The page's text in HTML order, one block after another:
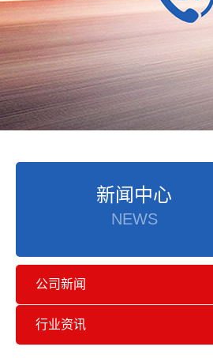
新闻中心
NEWS
公司新闻
行业资讯